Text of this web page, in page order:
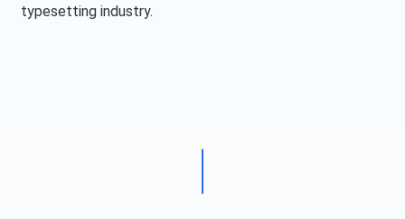
typesetting industry.